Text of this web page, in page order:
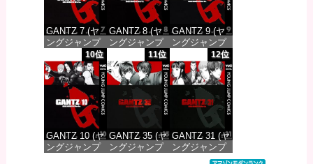
GANTZ 7 (ヤ
ングジャンプ
コミックス
DIGITAL)
価格：¥100
GANTZ 8 (ヤ
ングジャンプ
コミックス
DIGITAL)
価格：¥100
GANTZ 9 (ヤ
ングジャンプ
コミックス
DIGITAL)
価格：¥100
10位
GANTZ 10 (ヤ
ングジャンプ
11位
GANTZ 35 (ヤ
ングジャンプ
12位
GANTZ 31 (ヤ
ングジャンプ
コミックス